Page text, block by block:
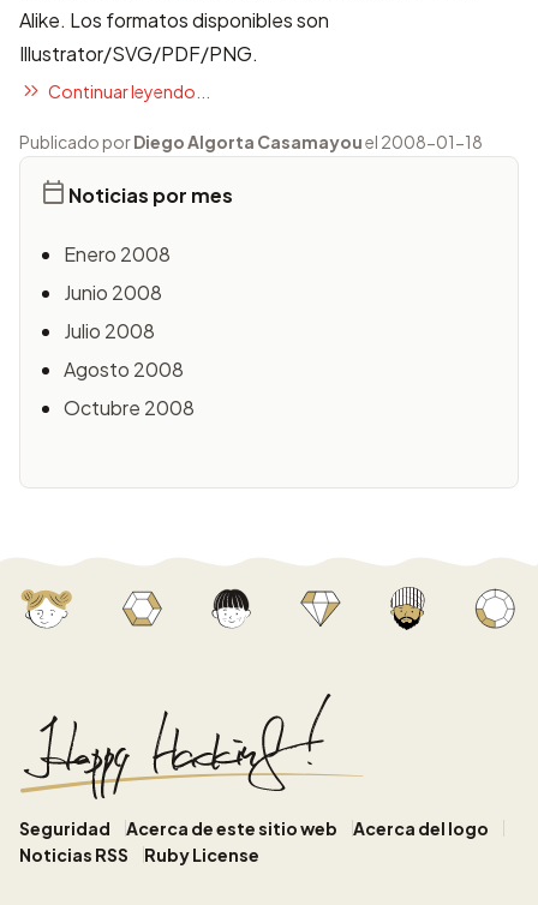
Alike. Los formatos disponibles son
Illustrator/SVG/PDF/PNG.
Continuar leyendo...
Publicado porDiego Algorta Casamayouel 2008-01-18
Noticias por mes
Enero 2008
Junio 2008
Julio 2008
Agosto 2008
Octubre 2008
Seguridad Acerca de este sitio web
Acerca del logo
Noticias RSS
Ruby License